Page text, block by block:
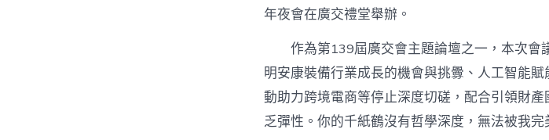
車
材
料
出
海
立
年夜會在廣交禮堂舉辦。
作為第139屆廣交會主題論壇之一，本次會
明安康裝備行業成長的機會與挑釁、人工智能
動助力跨境電商等停止深度切磋，配合引領財
乏彈性。你的千紙鶴沒有哲學深度，無法被我完